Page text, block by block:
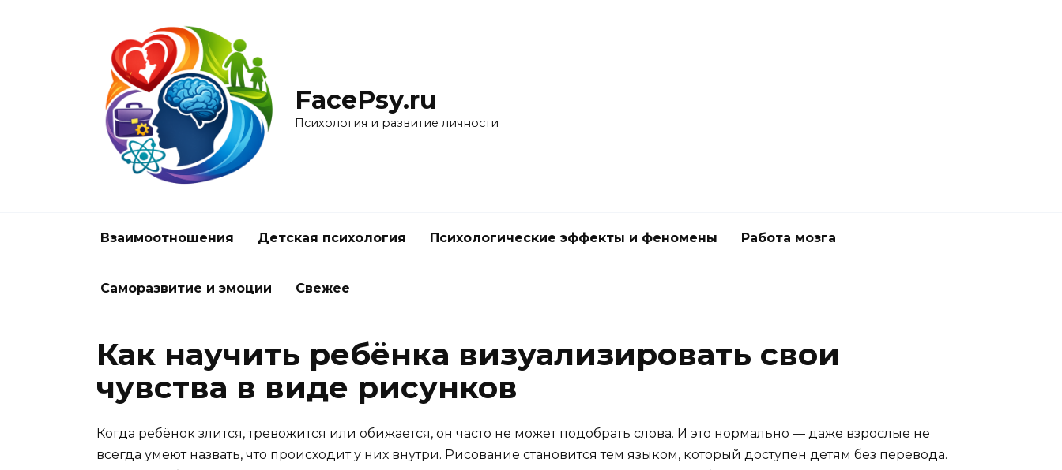
FacePsy.ru
Психология и развитие личности
Взаимоотношения Детская психология Психологические эффекты и феномены Работа мозга
Саморазвитие и эмоции Свежее
Как научить ребёнка визуализировать свои
чувства в виде рисунков
Когда ребёнок злится, тревожится или обижается, он часто не может подобрать слова. И это нормально — даже взрослые не
всегда умеют назвать, что происходит у них внутри. Рисование становится тем языком, который доступен детям без перевода.